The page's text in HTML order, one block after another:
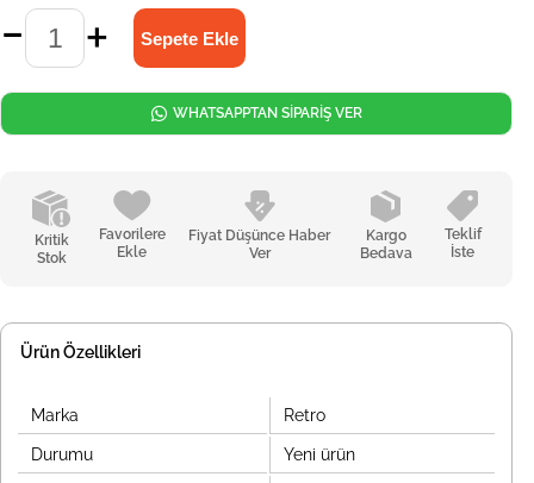
Kritik
Stok
Favorilere
Ekle
Fiyat Düşünce Haber
Ver
Kargo
Bedava
Teklif
İste
WHATSAPPTAN SİPARİŞ VER
Ürün Özellikleri
Marka Retro
Durumu Yeni ürün